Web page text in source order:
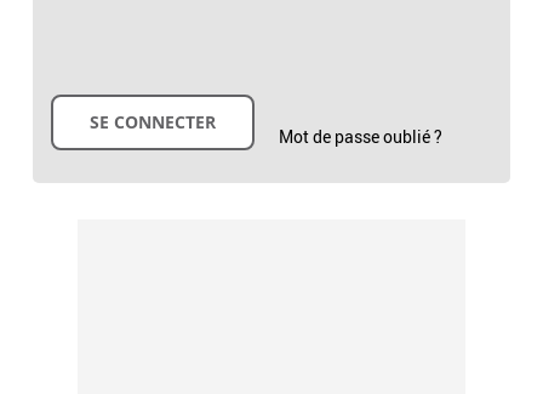
Mot de passe oublié ?